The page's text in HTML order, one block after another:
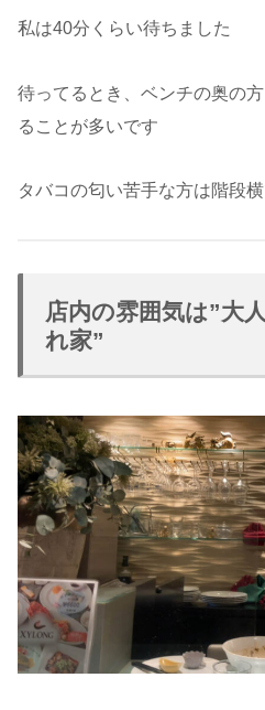
私は40分くらい待ちました
待ってるとき、ベンチの奥の
ることが多いです
タバコの匂い苦手な方は階段
店内の雰囲気は”大
れ家”